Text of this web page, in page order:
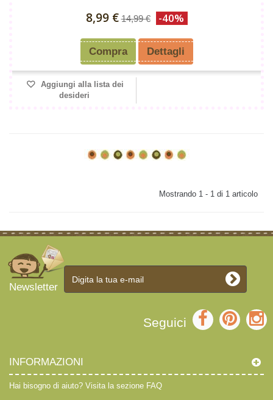
8,99 € 14,99 € -40%
Compra Dettagli
Aggiungi alla lista dei
desideri
Mostrando 1 - 1 di 1 articolo
Newsletter
Seguici
INFORMAZIONI
Hai bisogno di aiuto? Visita la sezione FAQ